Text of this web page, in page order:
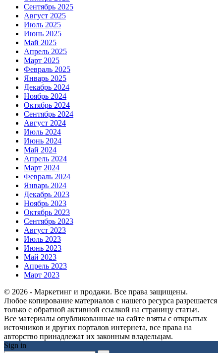
Сентябрь 2025
Август 2025
Июль 2025
Июнь 2025
Май 2025
Апрель 2025
Март 2025
Февраль 2025
Январь 2025
Декабрь 2024
Ноябрь 2024
Октябрь 2024
Сентябрь 2024
Август 2024
Июль 2024
Июнь 2024
Май 2024
Апрель 2024
Март 2024
Февраль 2024
Январь 2024
Декабрь 2023
Ноябрь 2023
Октябрь 2023
Сентябрь 2023
Август 2023
Июль 2023
Июнь 2023
Май 2023
Апрель 2023
Март 2023
© 2026 - Маркетинг и продажи. Все права защищены.
Любое копирование материалов с нашего ресурса разрешается
только с обратной активной ссылкой на страницу статьи.
Все материалы опубликованные на сайте взяты с открытых
источников и других порталов интернета, все права на
авторство принадлежат их законным владельцам.
Sign in